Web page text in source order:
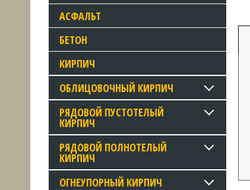
АСФАЛЬТ
БЕТОН
КИРПИЧ
ОБЛИЦОВОЧНЫЙ КИРПИЧ
РЯДОВОЙ ПУСТОТЕЛЫЙ
КИРПИЧ
РЯДОВОЙ ПОЛНОТЕЛЫЙ
КИРПИЧ
ОГНЕУПОРНЫЙ КИРПИЧ